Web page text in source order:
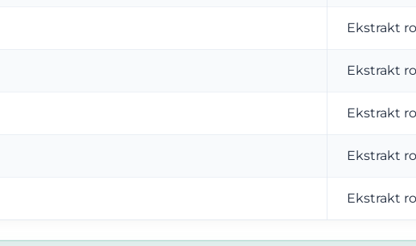
Ekstrakt
Ekstrakt
Ekstrakt
Ekstrakt
Ekstrakt